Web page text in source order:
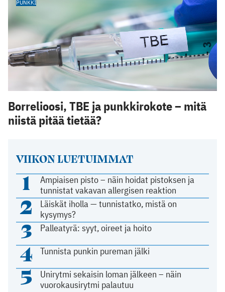
VIIKON LUETUIMMAT
1
Ampiaisen pisto – näin hoidat pistoksen ja
tunnistat vakavan allergisen reaktion
2
Läiskät iholla — tunnistatko, mistä on
kysymys?
3 Palleatyrä: syyt, oireet ja hoito
4 Tunnista punkin pureman jälki
5
Unirytmi sekaisin loman jälkeen – näin
vuorokausirytmi palautuu
PUNKKI
Borrelioosi, TBE ja punkkirokote – mitä
niistä pitää tietää?